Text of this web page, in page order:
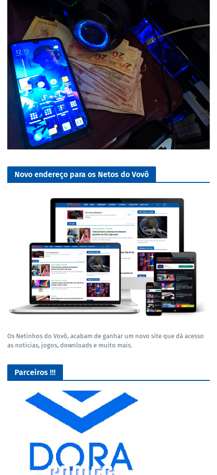
Novo endereço para os Netos do Vovô
Os Netinhos do Vovô, acabam de ganhar um novo site que dá acesso
as noticias, jogos, downloads e muito mais.
Parceiros !!!
GROFR - Grupamento de Radio Os Feras da Rodagem